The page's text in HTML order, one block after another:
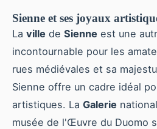
Sienne et ses joyaux
La ville de Sienne est une
incontournable pour les
rues médiévales et sa
Sienne offre un cadre idéal
artistiques. La Galerie
musée de l'Œuvre du Duomo